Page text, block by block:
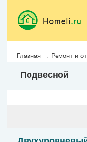
Главная → Ремонт и
Подвесной